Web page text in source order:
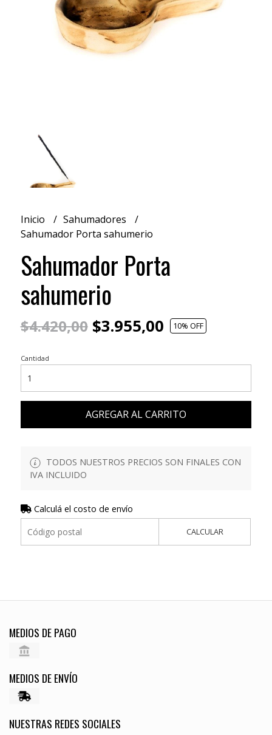
Inicio
Sahumadores
Sahumador Porta sahumerio
Sahumador Porta
sahumerio
$4.420,00$3.955,00 10% OFF
Cantidad
AGREGAR AL CARRITO
TODOS NUESTROS PRECIOS SON FINALES CON
IVA INCLUIDO
Calculá el costo de envío
CALCULAR
MEDIOS DE PAGO
MEDIOS DE ENVÍO
NUESTRAS REDES SOCIALES